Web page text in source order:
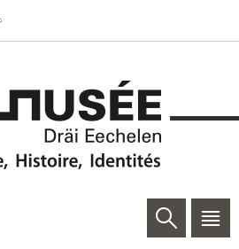
Suchen